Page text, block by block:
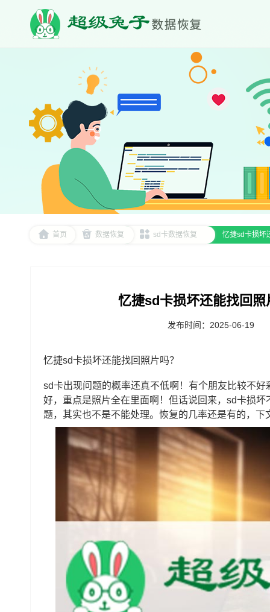
首页 数据恢复 sd卡数据恢复 忆捷sd卡损坏
忆捷sd卡损坏还能找回
发布时间：2025-06-19
忆捷sd卡损坏还能找回照片吗？
sd卡出现问题的概率还真不低啊！有个朋友比较不
好，重点是照片全在里面啊！但话说回来，sd卡损
题，其实也不是不能处理。恢复的几率还是有的，